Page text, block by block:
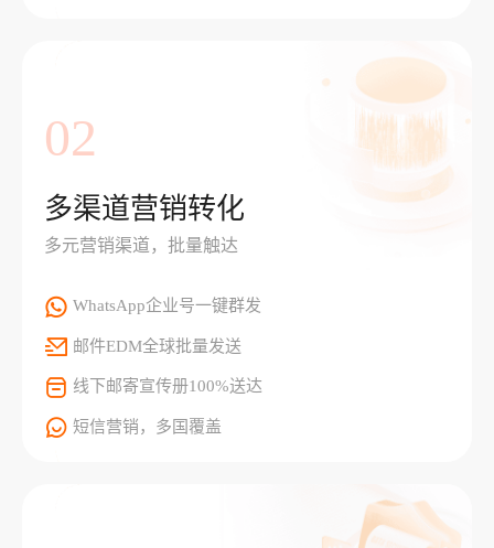
02
多渠道营销转化
多元营销渠道，批量触达
WhatsApp企业号一键群发
邮件EDM全球批量发送
线下邮寄宣传册100%送达
短信营销，多国覆盖